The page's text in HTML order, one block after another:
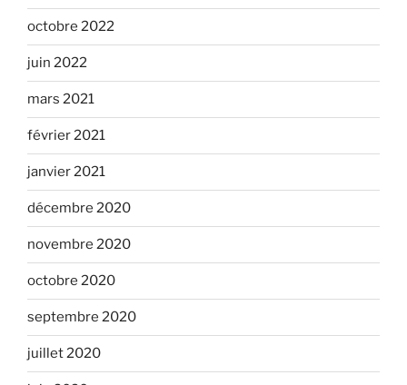
octobre 2022
juin 2022
mars 2021
février 2021
janvier 2021
décembre 2020
novembre 2020
octobre 2020
septembre 2020
juillet 2020